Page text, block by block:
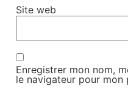
Site web
Enregistrer mon nom,
le navigateur pour mon